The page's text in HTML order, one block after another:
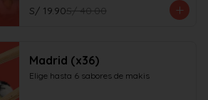
S/ 19.90S/ 40.00
Madrid (x36)
Elige hasta 6 sabores de makis